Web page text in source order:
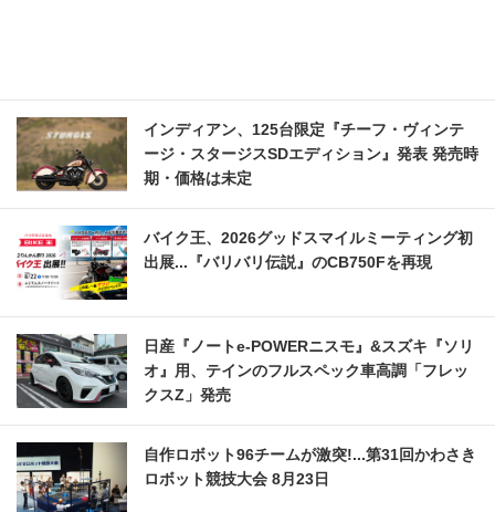
インディアン、125台限定『チーフ・ヴィンテ
ージ・スタージスSDエディション』発表 発売時
期・価格は未定
バイク王、2026グッドスマイルミーティング初
出展...『バリバリ伝説』のCB750Fを再現
日産『ノートe-POWERニスモ』&スズキ『ソリ
オ』用、テインのフルスペック車高調「フレッ
クスZ」発売
自作ロボット96チームが激突!...第31回かわさき
ロボット競技大会 8月23日